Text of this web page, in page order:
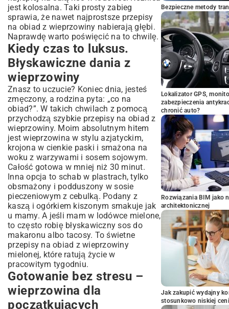
jest kolosalna. Taki prosty zabieg
sprawia, że nawet najprostsze przepisy
na obiad z wieprzowiny nabierają głębi.
Naprawdę warto poświęcić na to chwilę.
Kiedy czas to luksus.
Błyskawiczne dania z
wieprzowiny
Znasz to uczucie? Koniec dnia, jesteś
zmęczony, a rodzina pyta: „co na
obiad?”. W takich chwilach z pomocą
przychodzą szybkie przepisy na obiad z
wieprzowiny. Moim absolutnym hitem
jest wieprzowina w stylu azjatyckim,
krojona w cienkie paski i smażona na
woku z warzywami i sosem sojowym.
Całość gotowa w mniej niż 30 minut.
Inna opcja to schab w plastrach, tylko
obsmażony i podduszony w sosie
pieczeniowym z cebulką. Podany z
kaszą i ogórkiem kiszonym smakuje jak
u mamy. A jeśli mam w lodówce mielone,
to często robię błyskawiczny sos do
makaronu albo tacosy. To świetne
przepisy na obiad z wieprzowiny
mielonej, które ratują życie w
pracowitym tygodniu.
Gotowanie bez stresu –
wieprzowina dla
początkujących
Bezpieczne metody
Lokalizator GPS,
zabezpieczenia
chronić auto?
Rozwiązania BIM jako
architektonicznej
Jak zakupić wydajny
stosunkowo niskiej